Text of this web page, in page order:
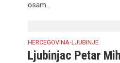
osam...
HERCEGOVINA•LJUBINJE
Ljubinjac Petar